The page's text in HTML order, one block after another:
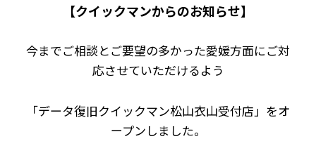
【クイックマンからのお知らせ】
今までご相談とご要望の多かった愛媛方面にご対
応させていただけるよう
「データ復旧クイックマン松山衣山受付店」をオ
ープンしました。